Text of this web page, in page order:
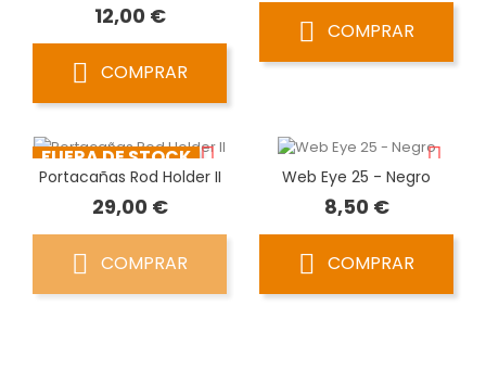
12,00 €Precio
COMPRAR
COMPRAR
FUERA DE STOCK
Portacañas Rod Holder II
29,00 €Precio
COMPRAR
Web Eye 25 - Negro
8,50 €Precio
COMPRAR